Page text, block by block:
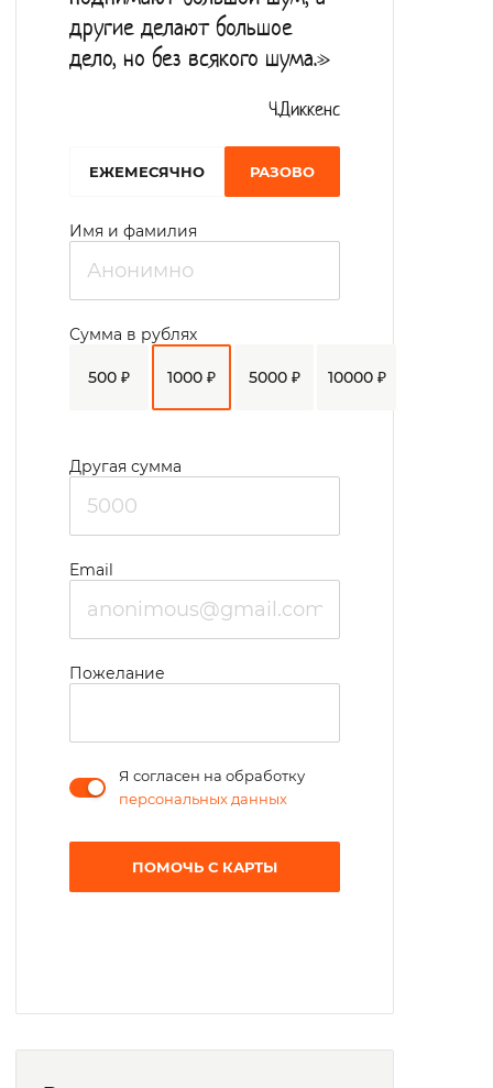
другие делают большое
дело, но без всякого шума.»
Ч.Диккенс
EЖЕМЕСЯЧНО РАЗОВО
Имя и фамилия
500 ₽ 1000 ₽ 5000 ₽ 10000 ₽
Сумма в рублях
Другая сумма
Email
Пожелание
Я согласен на обработку
персональных данных
ПОМОЧЬ С КАРТЫ